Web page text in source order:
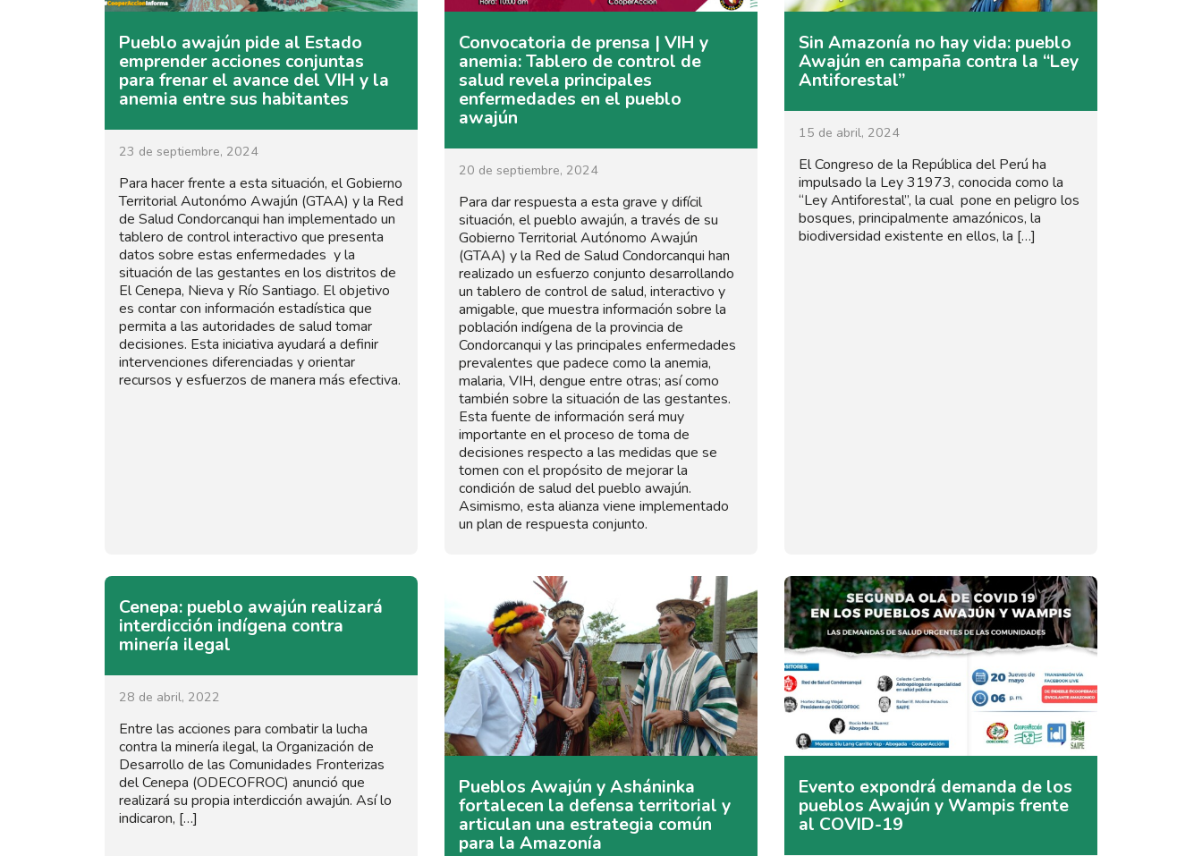
Pueblo awajún pide al Estado
emprender acciones conjuntas
para frenar el avance del VIH y la
anemia entre sus habitantes
23 de septiembre, 2024
Para hacer frente a esta situación, el Gobierno
Territorial Autonómo Awajún (GTAA) y la Red
de Salud Condorcanqui han implementado un
tablero de control interactivo que presenta
datos sobre estas enfermedades y la
situación de las gestantes en los distritos de
El Cenepa, Nieva y Río Santiago. El objetivo
es contar con información estadística que
permita a las autoridades de salud tomar
decisiones. Esta iniciativa ayudará a definir
intervenciones diferenciadas y orientar
recursos y esfuerzos de manera más efectiva.
Convocatoria de prensa | VIH y
anemia: Tablero de control de
salud revela principales
enfermedades en el pueblo
awajún
20 de septiembre, 2024
Para dar respuesta a esta grave y difícil
situación, el pueblo awajún, a través de su
Gobierno Territorial Autónomo Awajún
(GTAA) y la Red de Salud Condorcanqui han
realizado un esfuerzo conjunto desarrollando
un tablero de control de salud, interactivo y
amigable, que muestra información sobre la
población indígena de la provincia de
Condorcanqui y las principales enfermedades
prevalentes que padece como la anemia,
malaria, VIH, dengue entre otras; así como
también sobre la situación de las gestantes.
Esta fuente de información será muy
importante en el proceso de toma de
decisiones respecto a las medidas que se
tomen con el propósito de mejorar la
condición de salud del pueblo awajún.
Asimismo, esta alianza viene implementado
un plan de respuesta conjunto.
Sin Amazonía no hay vida: pueblo
Awajún en campaña contra la “Ley
Antiforestal”
15 de abril, 2024
El Congreso de la República del Perú ha
impulsado la Ley 31973, conocida como la
“Ley Antiforestal”, la cual pone en peligro los
bosques, principalmente amazónicos, la
biodiversidad existente en ellos, la […]
Cenepa: pueblo awajún realizará
interdicción indígena contra
minería ilegal
28 de abril, 2022
Entre las acciones para combatir la lucha
contra la minería ilegal, la Organización de
Desarrollo de las Comunidades Fronterizas
del Cenepa (ODECOFROC) anunció que
realizará su propia interdicción awajún. Así lo
indicaron, […]
Pueblos Awajún y Asháninka
fortalecen la defensa territorial y
articulan una estrategia común
para la Amazonía
Evento expondrá demanda de los
pueblos Awajún y Wampis frente
al COVID-19